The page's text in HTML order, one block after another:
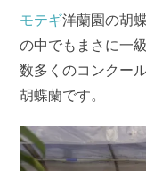
モテギ洋蘭園の胡
の中でもまさに一級
数多くのコンクー
胡蝶蘭です。